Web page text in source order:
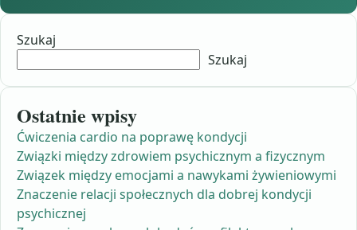
Szukaj
Szukaj
Ostatnie wpisy
Ćwiczenia cardio na poprawę kondycji
Związki między zdrowiem psychicznym a fizycznym
Związek między emocjami a nawykami żywieniowymi
Znaczenie relacji społecznych dla dobrej kondycji
psychicznej